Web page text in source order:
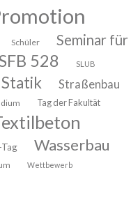
Schüler
Seminar für
528 SLUB
Statik Straßenbau
Tag der Fakultät
Wasserbau
Wettbewerb